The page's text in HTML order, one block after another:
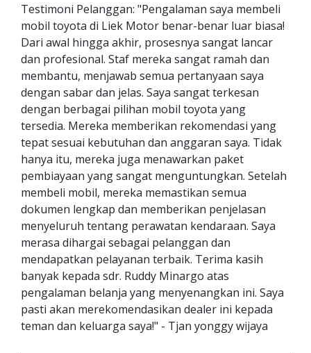
Testimoni Pelanggan: "Pengalaman saya membeli
mobil toyota di Liek Motor benar-benar luar biasa!
Dari awal hingga akhir, prosesnya sangat lancar
dan profesional. Staf mereka sangat ramah dan
membantu, menjawab semua pertanyaan saya
dengan sabar dan jelas. Saya sangat terkesan
dengan berbagai pilihan mobil toyota yang
tersedia. Mereka memberikan rekomendasi yang
tepat sesuai kebutuhan dan anggaran saya. Tidak
hanya itu, mereka juga menawarkan paket
pembiayaan yang sangat menguntungkan. Setelah
membeli mobil, mereka memastikan semua
dokumen lengkap dan memberikan penjelasan
menyeluruh tentang perawatan kendaraan. Saya
merasa dihargai sebagai pelanggan dan
mendapatkan pelayanan terbaik. Terima kasih
banyak kepada sdr. Ruddy Minargo atas
pengalaman belanja yang menyenangkan ini. Saya
pasti akan merekomendasikan dealer ini kepada
teman dan keluarga saya!" - Tjan yonggy wijaya